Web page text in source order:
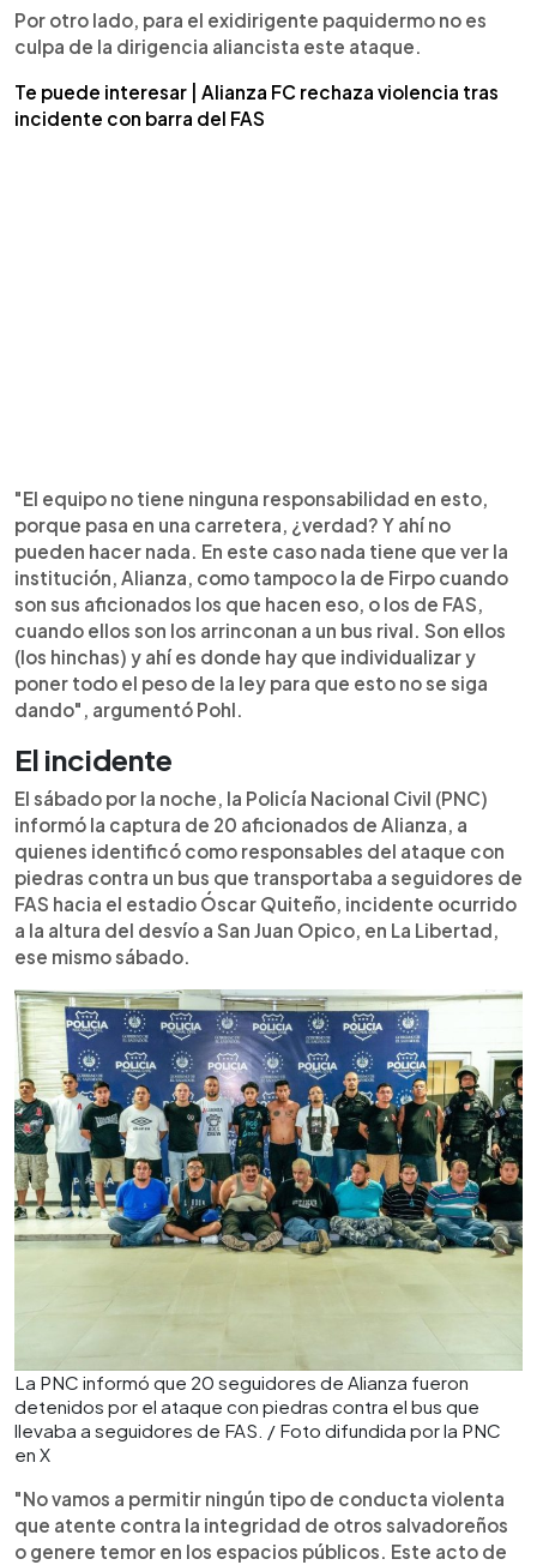
Por otro lado, para el exidirigente paquidermo no es
culpa de la dirigencia aliancista este ataque.
Te puede interesar | Alianza FC rechaza violencia tras
incidente con barra del FAS
"El equipo no tiene ninguna responsabilidad en esto,
porque pasa en una carretera, ¿verdad? Y ahí no
pueden hacer nada. En este caso nada tiene que ver la
institución, Alianza, como tampoco la de Firpo cuando
son sus aficionados los que hacen eso, o los de FAS,
cuando ellos son los arrinconan a un bus rival. Son ellos
(los hinchas) y ahí es donde hay que individualizar y
poner todo el peso de la ley para que esto no se siga
dando", argumentó Pohl.
El incidente
El sábado por la noche, la Policía Nacional Civil (PNC)
informó la captura de 20 aficionados de Alianza, a
quienes identificó como responsables del ataque con
piedras contra un bus que transportaba a seguidores de
FAS hacia el estadio Óscar Quiteño, incidente ocurrido
a la altura del desvío a San Juan Opico, en La Libertad,
ese mismo sábado.
La PNC informó que 20 seguidores de Alianza fueron
detenidos por el ataque con piedras contra el bus que
llevaba a seguidores de FAS. / Foto difundida por la PNC
en X
"No vamos a permitir ningún tipo de conducta violenta
que atente contra la integridad de otros salvadoreños
o genere temor en los espacios públicos. Este acto de